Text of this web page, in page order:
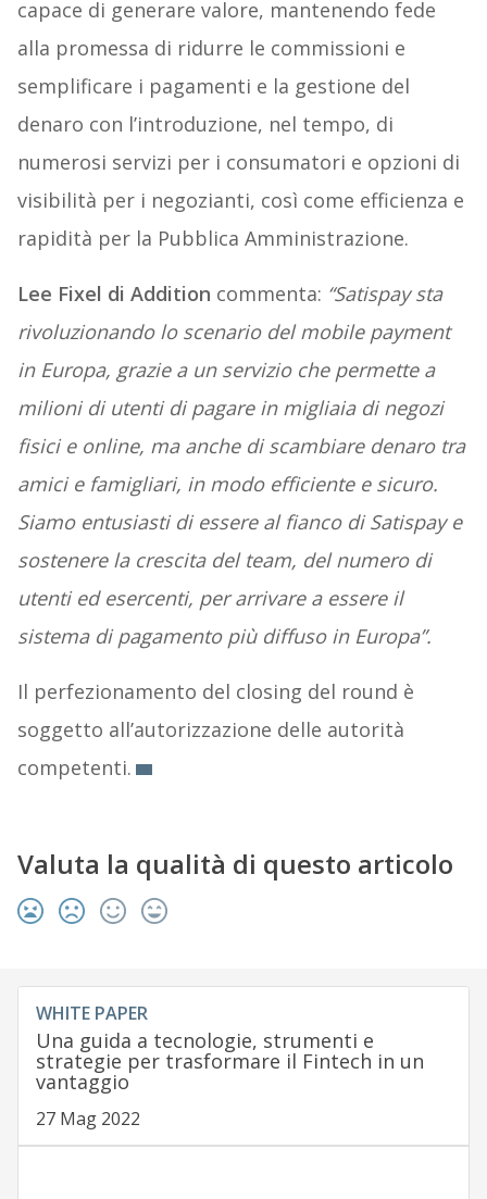
capace di generare valore, mantenendo fede
alla promessa di ridurre le commissioni e
semplificare i pagamenti e la gestione del
denaro con l’introduzione, nel tempo, di
numerosi servizi per i consumatori e opzioni di
visibilità per i negozianti, così come efficienza e
rapidità per la Pubblica Amministrazione.
Lee Fixel di Addition commenta: “Satispay sta
rivoluzionando lo scenario del mobile payment
in Europa, grazie a un servizio che permette a
milioni di utenti di pagare in migliaia di negozi
fisici e online, ma anche di scambiare denaro tra
amici e famigliari, in modo efficiente e sicuro.
Siamo entusiasti di essere al fianco diSatispay e
sostenere la crescita del team, del numero di
utenti ed esercenti, per arrivare a essere il
sistema di pagamento più diffuso in Europa”.
Il perfezionamento del closing del round è
soggetto all’autorizzazione delle autorità
competenti.
Valuta la qualità di questo articolo
WHITE PAPER
Una guida a tecnologie, strumenti e
strategie per trasformare il Fintech in un
vantaggio
27 Mag 2022